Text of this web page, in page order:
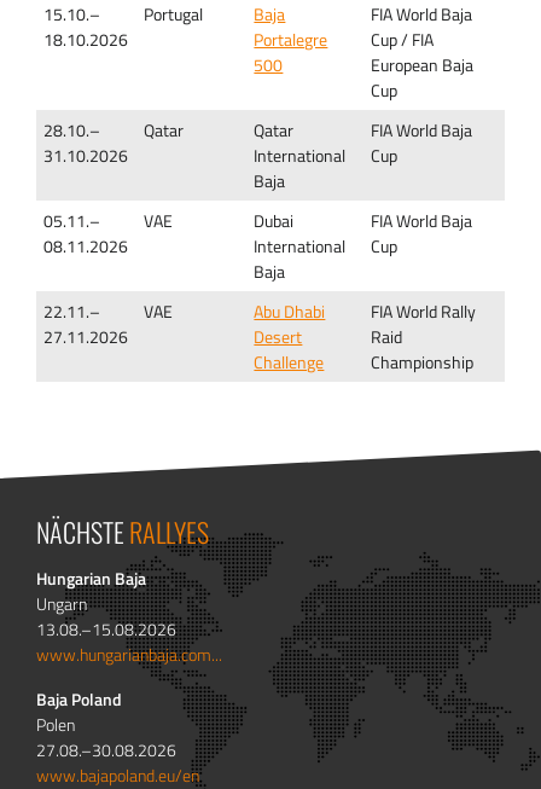
15.10.–
18.10.2026
Portugal
Baja
Portalegre
500
FIA World Baja
Cup / FIA
European Baja
Cup
28.10.–
31.10.2026
Qatar
Qatar
International
Baja
FIA World Baja
Cup
05.11.–
08.11.2026
VAE
Dubai
International
Baja
FIA World Baja
Cup
22.11.–
27.11.2026
VAE
Abu Dhabi
Desert
Challenge
FIA World Rally
Raid
Championship
NÄCHSTERALLYES
Hungarian Baja
Ungarn
13.08.–15.08.2026
www.hungarianbaja.com...
Baja Poland
Polen
27.08.–30.08.2026
www.bajapoland.eu/en